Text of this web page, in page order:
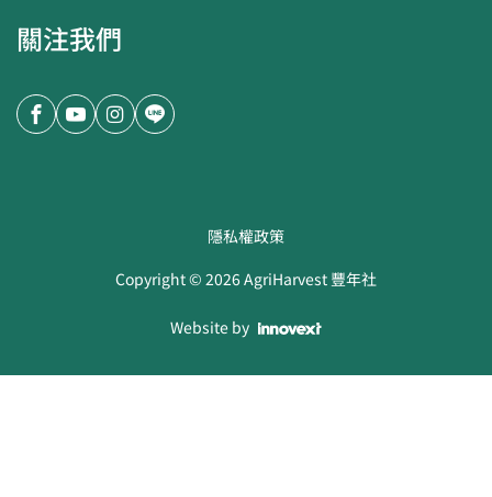
關注我們
隱私權政策
Copyright ©2026AgriHarvest 豐年社
Website by